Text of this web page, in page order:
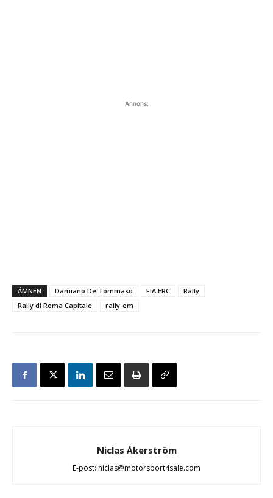
Annons:
ÄMNEN Damiano De Tommaso FIA ERC
Rally
Rally di Roma Capitale
rally-em
Niclas Åkerström
E-post: niclas@motorsport4sale.com